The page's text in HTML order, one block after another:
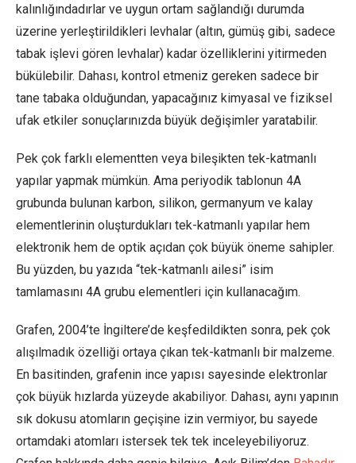
kalınlığındadırlar ve uygun ortam sağlandığı durumda
üzerine yerleştirildikleri levhalar (altın, gümüş gibi, sadece
tabak işlevi gören levhalar) kadar özelliklerini yitirmeden
bükülebilir. Dahası, kontrol etmeniz gereken sadece bir
tane tabaka olduğundan, yapacağınız kimyasal ve fiziksel
ufak etkiler sonuçlarınızda büyük değişimler yaratabilir.
Pek çok farklı elementten veya bileşikten tek-katmanlı
yapılar yapmak mümkün. Ama periyodik tablonun 4A
grubunda bulunan karbon, silikon, germanyum ve kalay
elementlerinin oluşturdukları tek-katmanlı yapılar hem
elektronik hem de optik açıdan çok büyük öneme sahipler.
Bu yüzden, bu yazıda “tek-katmanlı ailesi” isim
tamlamasını 4A grubu elementleri için kullanacağım.
Grafen, 2004’te İngiltere’de keşfedildikten sonra, pek çok
alışılmadık özelliği ortaya çıkan tek-katmanlı bir malzeme.
En basitinden, grafenin ince yapısı sayesinde elektronlar
çok büyük hızlarda yüzeyde akabiliyor. Dahası, aynı yapının
sık dokusu atomların geçişine izin vermiyor, bu sayede
ortamdaki atomları istersek tek tek inceleyebiliyoruz.